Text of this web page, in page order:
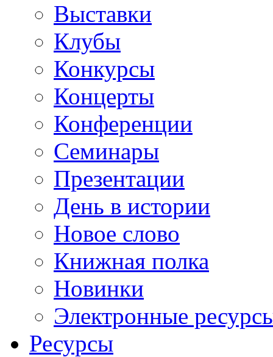
Выставки
Клубы
Конкурсы
Концерты
Конференции
Семинары
Презентации
День в истории
Новое слово
Книжная полка
Новинки
Электронные
Ресурсы